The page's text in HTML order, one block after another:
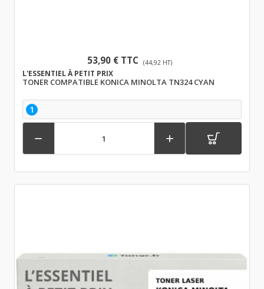
53,90 € TTC (44,92 HT)
L'ESSENTIEL À PETIT PRIX
TONER COMPATIBLE KONICA MINOLTA TN324 CYAN
1
 